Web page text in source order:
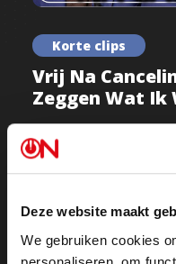
Deze website maakt
We gebruiken cookies
Korte clips
Vrij Na
Zeggen Wat Ik
Haye van der Heyden
dat hij ervaarde nadat